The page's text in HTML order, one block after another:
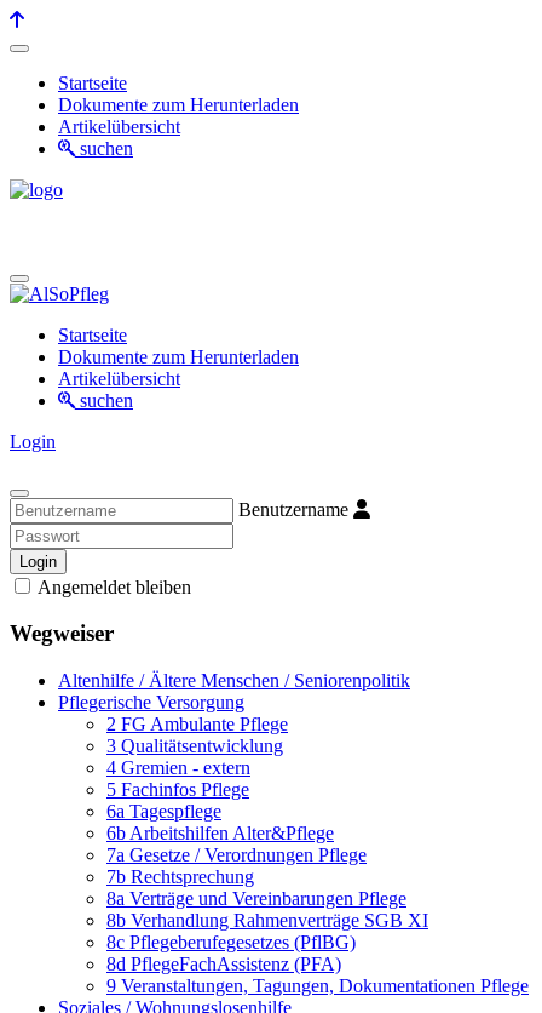
Startseite
Dokumente zum Herunterladen
Artikelübersicht
suchen
Startseite
Dokumente zum Herunterladen
Artikelübersicht
suchen
Login
Benutzername
Login
Angemeldet bleiben
Wegweiser
Altenhilfe / Ältere Menschen / Seniorenpolitik
Pflegerische Versorgung
2 FG Ambulante Pflege
3 Qualitätsentwicklung
4 Gremien - extern
5 Fachinfos Pflege
6a Tagespflege
6b Arbeitshilfen Alter&Pflege
7a Gesetze / Verordnungen Pflege
7b Rechtsprechung
8a Verträge und Vereinbarungen Pflege
8b Verhandlung Rahmenverträge SGB XI
8c Pflegeberufegesetzes (PflBG)
8d PflegeFachAssistenz (PFA)
9 Veranstaltungen, Tagungen, Dokumentationen Pflege
Soziales / Wohnungslosenhilfe